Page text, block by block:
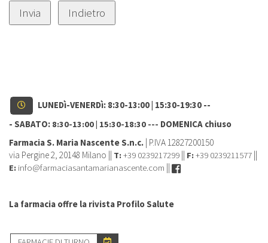
LUNEDì-VENERDì: 8:30-13:00 | 15:30-19:30 --
- SABATO: 8:30-13:00 | 15:30-18:30 --- DOMENICA chiuso
Farmacia S. Maria Nascente S.n.c. | P.IVA 12827200150
via Pergine 2, 20148 Milano || T:+39 0239217299 || F:+39 0239211577 ||
E: info@farmaciasantamarianascente.com ||
La farmacia offre la rivista Profilo Salute